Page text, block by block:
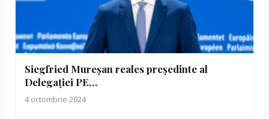
Siegfried Mureșan reales președinte al
Delegației PE…
4 octombrie 2024